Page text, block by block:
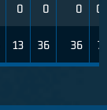
0 0 0 0
13 36 36 7